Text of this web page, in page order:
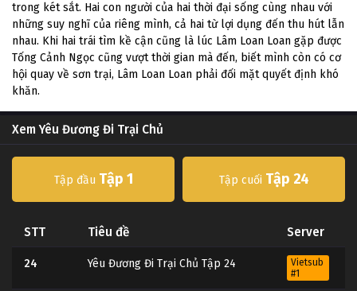
trong két sắt. Hai con người của hai thời đại sống cùng nhau với
những suy nghĩ của riêng mình, cả hai từ lợi dụng đến thu hút lẫn
nhau. Khi hai trái tìm kề cận cũng là lúc Lâm Loan Loan gặp được
Tống Cảnh Ngọc cũng vượt thời gian mà đến, biết mình còn có cơ
hội quay về sơn trại, Lâm Loan Loan phải đối mặt quyết định khó
khăn.
Xem Yêu Đương Đi Trại Chủ
Tập đầu Tập 1 Tập cuối Tập 24
STT Tiêu đề Server
24 Yêu Đương Đi Trại Chủ Tập 24
Vietsub
#1